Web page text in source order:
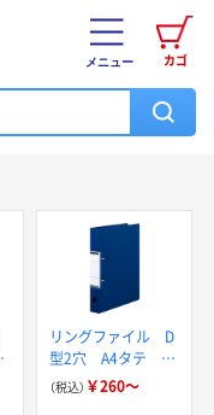
カゴ
メニュー
リングファイル D
型2穴 A4タテ 背
幅41mm アスク
（税込） ￥260～